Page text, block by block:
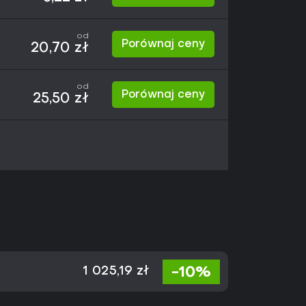
od
20,70 zł Porównaj ceny
od
25,50 zł Porównaj ceny
1 025,19 zł -10%